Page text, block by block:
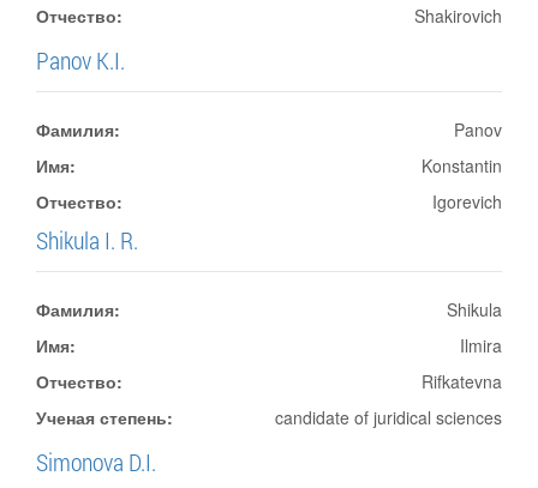
Отчество:
Shakirovich
Panov K.I.
Фамилия:
Panov
Имя:
Konstantin
Отчество:
Igorevich
Shikula I. R.
Фамилия:
Shikula
Имя:
Ilmira
Отчество:
Rifkatevna
Ученая степень:
candidate of juridical sciences
Simonova D.I.